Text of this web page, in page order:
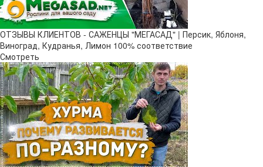
ОТЗЫВЫ КЛИЕНТОВ - САЖЕНЦЫ "МЕГАСАД" | Персик, Яблоня,
Виноград, Кудранья, Лимон 100% соответствие
Смотреть